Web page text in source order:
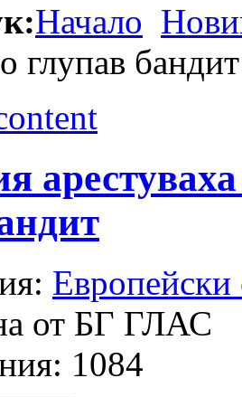
Начало
глупав бандит
Европейски
от БГ ГЛАС
1084